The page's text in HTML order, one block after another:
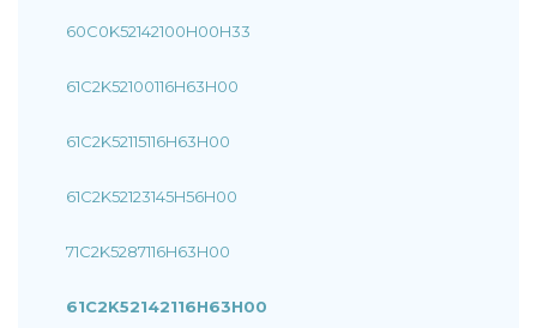
60C0K52142100H00H33
61C2K52100116H63H00
61C2K52115116H63H00
61C2K52123145H56H00
71C2K5287116H63H00
61C2K52142116H63H00